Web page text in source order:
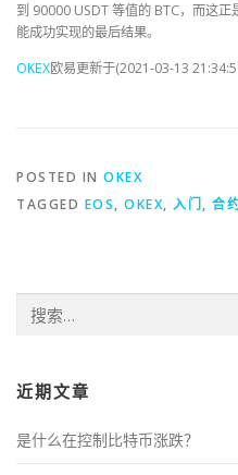
到 90000 USDT 等值的 BTC，而这
能成功实现的最后结果。
OKEX欧易更新于(2021-03-13
POSTED IN OKEX
TAGGED EOS, OKEX, 入门 , 合
索：
近期文章
是什么在控制比特币涨跌？